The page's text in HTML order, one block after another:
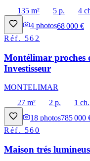
135 m²
5 p. 4
4 photos68 000 €
Réf. 562
Montélimar proches
Investisseur
MONTELIMAR
27 m²
2 p.
1 ch.
18 photos785 000
Réf. 560
Maison trés